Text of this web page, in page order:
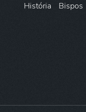
História Bispos